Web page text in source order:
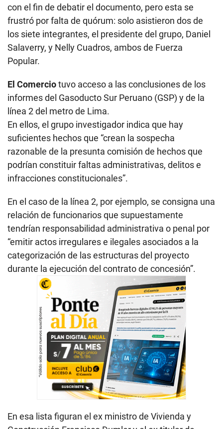
con el fin de debatir el documento, pero esta se
frustró por falta de quórum: solo asistieron dos de
los siete integrantes, el presidente del grupo, Daniel
Salaverry, y Nelly Cuadros, ambos de Fuerza
Popular.
El Comerciotuvo acceso a las conclusiones de los
informes del Gasoducto Sur Peruano (GSP) y de la
línea 2 del metro de Lima.
En ellos, el grupo investigador indica que hay
suficientes hechos que “crean la sospecha
razonable de la presunta comisión de hechos que
podrían constituir faltas administrativas, delitos e
infracciones constitucionales”.
En el caso de la línea 2, por ejemplo, se consigna una
relación de funcionarios que supuestamente
tendrían responsabilidad administrativa o penal por
“emitir actos irregulares e ilegales asociados a la
categorización de las estructuras del proyecto
durante la ejecución del contrato de concesión”.
En esa lista figuran el ex ministro de Vivienda y